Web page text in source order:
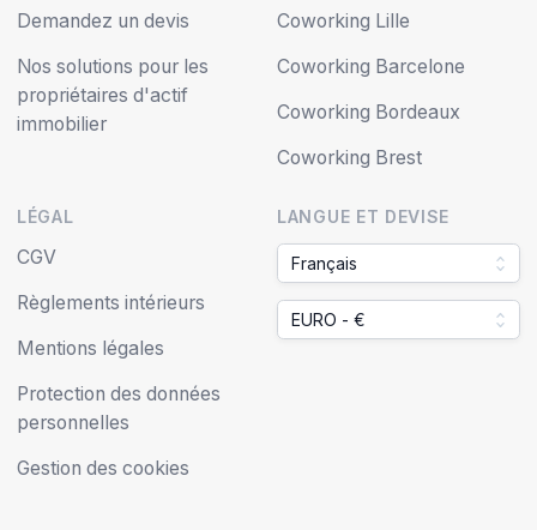
Demandez un devis
Nos solutions pour les
propriétaires d'actif
immobilier
Coworking Lille
Coworking Barcelone
Coworking Bordeaux
Coworking Brest
LÉGAL
CGV
Règlements intérieurs
Mentions légales
Protection des données
personnelles
Gestion des cookies
LANGUE ET DEVISE
Français
EURO - €